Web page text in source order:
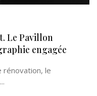
Le Pavillon
engagée
rénovation, le